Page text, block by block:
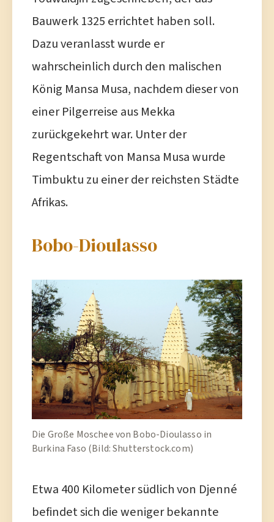
Bauwerk 1325 errichtet haben soll.
Dazu veranlasst wurde er
wahrscheinlich durch den malischen
König Mansa Musa, nachdem dieser von
einer Pilgerreise aus Mekka
zurückgekehrt war. Unter der
Regentschaft von Mansa Musa wurde
Timbuktu zu einer der reichsten Städte
Afrikas.
Bobo-Dioulasso
Die Große Moschee von Bobo-Dioulasso in
Burkina Faso (Bild: Shutterstock.com)
Etwa 400 Kilometer südlich von Djenné
befindet sich die weniger bekannte